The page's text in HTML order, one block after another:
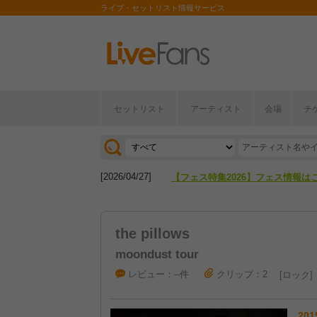
ライブ・セットリスト情報サービス
セットリスト アーティスト 会場 チ
[2026/07/28] 【ライブ動員ランキング】2026年
[2026/04/27] 【フェス特集2026】フェス情報は
the pillows
moondust tour
レビュー：--件 クリップ：2 ロック